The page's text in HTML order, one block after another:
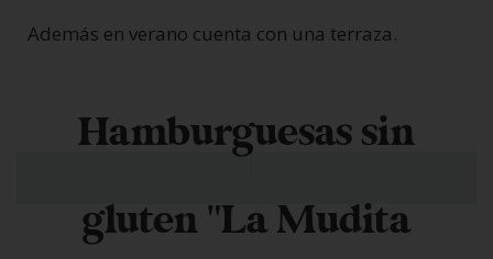
Además en verano cuenta con una terraza.
Hamburguesas sin
gluten "La Mudita